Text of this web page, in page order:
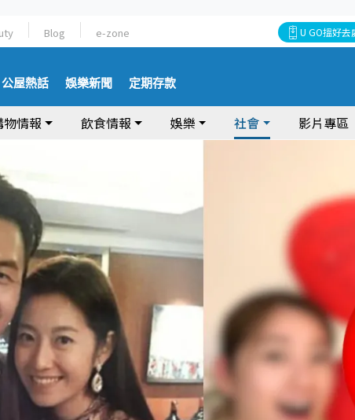
Blog e-zone U GO搵好去
公屋熱話 娛樂新聞 定期存款
物情報 飲食情報 娛樂 社會 影片專區